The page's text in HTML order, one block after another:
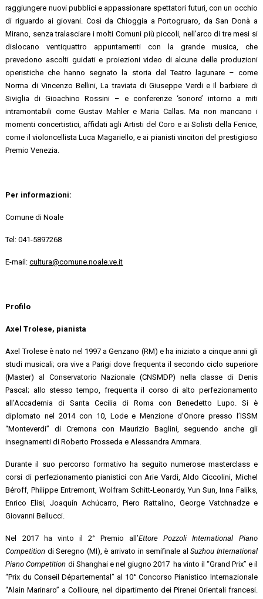
raggiungere nuovi pubblici e appassionare spettatori futuri, con un occhio
di riguardo ai giovani. Così da Chioggia a Portogruaro, da San Donà a
Mirano, senza tralasciare i molti Comuni più piccoli, nell’arco di tre mesi si
dislocano ventiquattro appuntamenti con la grande musica, che
prevedono ascolti guidati e proiezioni video di alcune delle produzioni
operistiche che hanno segnato la storia del Teatro lagunare – come
Norma di Vincenzo Bellini, La traviata di Giuseppe Verdi e Il barbiere di
Siviglia di Gioachino Rossini – e conferenze ‘sonore’ intorno a miti
intramontabili come Gustav Mahler e Maria Callas. Ma non mancano i
momenti concertistici, affidati agli Artisti del Coro e ai Solisti della Fenice,
come il violoncellista Luca Magariello, e ai pianisti vincitori del prestigioso
Premio Venezia.
Per informazioni:
Comune di Noale
Tel: 041-5897268
E-mail:cultura@comune.noale.ve.it
Profilo
Axel Trolese, pianista
Axel Trolese è nato nel 1997 a Genzano (RM) e ha iniziato a cinque anni gli
studi musicali; ora vive a Parigi dove frequenta il secondo ciclo superiore
(Master) al Conservatorio Nazionale (CNSMDP) nella classe di Denis
Pascal; allo stesso tempo, frequenta il corso di alto perfezionamento
all’Accademia di Santa Cecilia di Roma con Benedetto Lupo. Si è
diplomato nel 2014 con 10, Lode e Menzione d’Onore presso l’ISSM
“Monteverdi” di Cremona con Maurizio Baglini, seguendo anche gli
insegnamenti di Roberto Prosseda e Alessandra Ammara.
Durante il suo percorso formativo ha seguito numerose masterclass e
corsi di perfezionamento pianistici con Arie Vardi, Aldo Ciccolini, Michel
Béroff, Philippe Entremont, Wolfram Schitt-Leonardy, Yun Sun, Inna Faliks,
Enrico Elisi, Joaquín Achúcarro, Piero Rattalino, George Vatchnadze e
Giovanni Bellucci.
Nel 2017 ha vinto il 2° Premio all’Ettore Pozzoli International Piano
Competition di Seregno (MI), è arrivato in semifinale alSuzhou International
Piano Competition di Shanghai e nel giugno 2017 ha vinto il “Grand Prix” e il
“Prix du Conseil Départemental” al 10° Concorso Pianistico Internazionale
“Alain Marinaro” a Collioure, nel dipartimento dei Pirenei Orientali francesi.